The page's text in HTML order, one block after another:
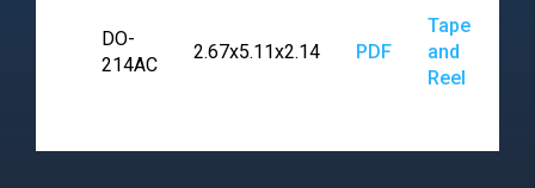
DO-
214AC
2.67x5.11x2.14 PDF
Tape
and
Reel